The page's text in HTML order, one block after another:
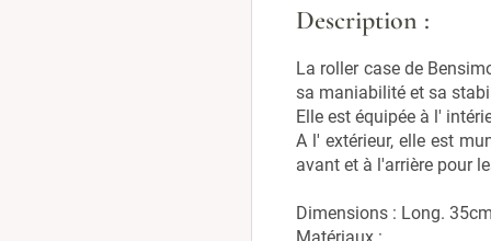
Description :
La roller case de
sa maniabilité et sa
Elle est équipée à l'
A l' extérieur, elle est
avant et à l'arrière pour
Dimensions : Long.